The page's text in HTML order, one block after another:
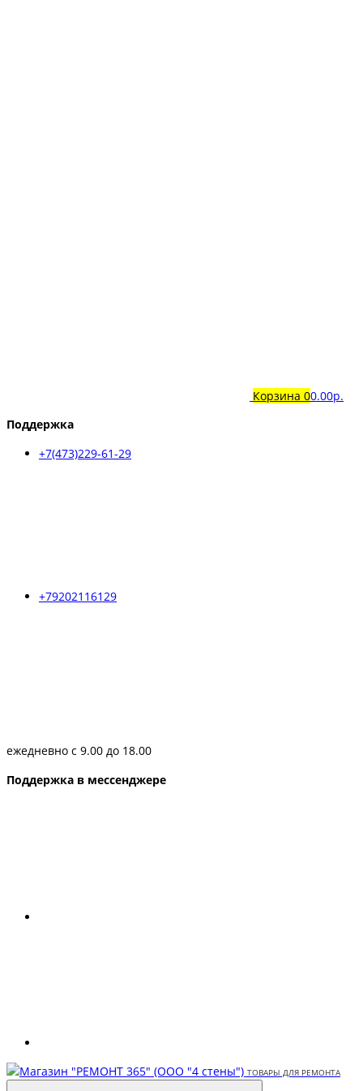
Корзина 00.00р.
Поддержка
+7(473)229-61-29
+79202116129
ежедневно с 9.00 до 18.00
Поддержка в мессенджере